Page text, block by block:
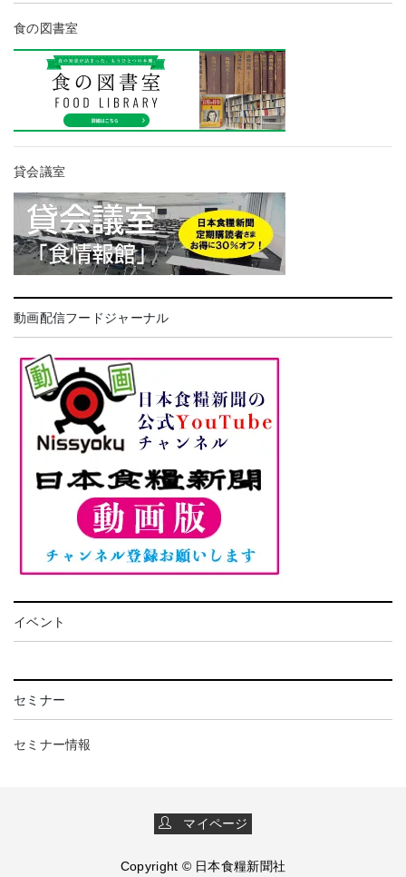
食の図書室
貸会議室
動画配信フードジャーナル
イベント
セミナー
セミナー情報
マイページ
Copyright © 日本食糧新聞社